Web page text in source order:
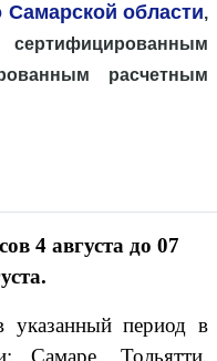
области,
расчетным
4 августа до 07
период в
Самаре, Тольятти,